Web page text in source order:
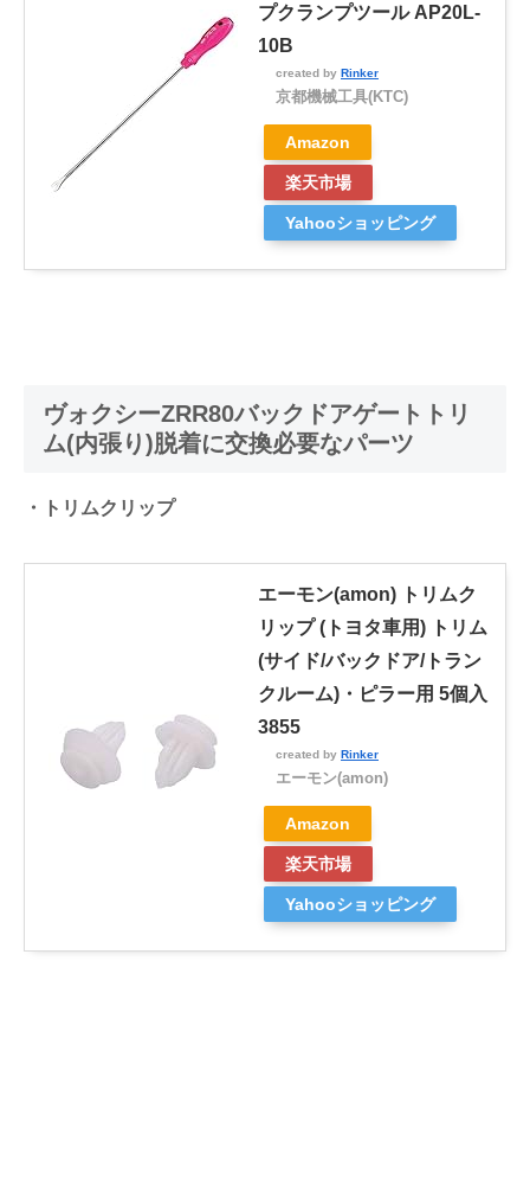
プクランプツール AP20L-
10B
created by Rinker
京都機械工具(KTC)
Amazon
楽天市場
Yahooショッピング
ヴォクシーZRR80バックドアゲートトリ
ム(内張り)脱着に交換必要なパーツ
・トリムクリップ
エーモン(amon) トリムク
リップ (トヨタ車用) トリム
(サイド/バックドア/トラン
クルーム)・ピラー用 5個入
3855
created by Rinker
エーモン(amon)
Amazon
楽天市場
Yahooショッピング